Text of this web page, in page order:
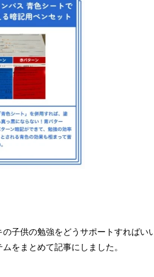
子供の勉強をどうサポートすればい
をまとめて記事にしました。